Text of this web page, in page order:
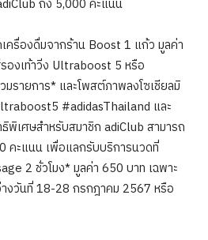
ถึง 5,000 คะแนน
ครื่องดื่มจากร้าน Boost 1 แก้ว มูลค่า
องเท้าวิ่ง Ultraboost 5 หรือ
รายการ* และโพสต์ภาพลงโซเชียลมิ
#adidasThailand และ
พิเศษสำหรับสมาชิก adiClub สามารถ
คะแนน เพื่อแลกรับบริการนวดที่
2 ชั่วโมง* มูลค่า 650 บาท เฉพาะ
างวันที่ 18-28 กรกฎาคม 2567 หรือ